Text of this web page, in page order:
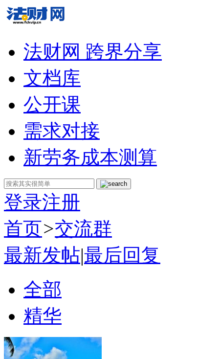
法财网 跨界分享
文档库
公开课
需求对接
新劳务成本测算
登录注册
首页>交流群
最新发帖|最后回复
全部
精华